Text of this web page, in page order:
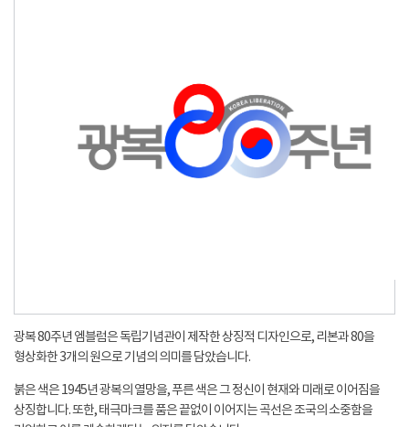
광복 80주년 엠블럼은 독립기념관이 제작한 상징적 디자인으로, 리본과 80을
형상화한 3개의 원으로 기념의 의미를 담았습니다.
붉은 색은 1945년 광복의 열망을, 푸른 색은 그 정신이 현재와 미래로 이어짐을
상징합니다. 또한, 태극마크를 품은 끝없이 이어지는 곡선은 조국의 소중함을